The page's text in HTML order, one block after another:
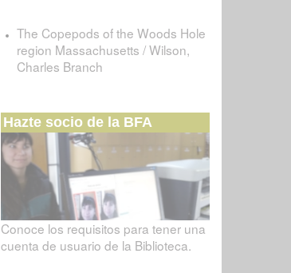
The Copepods of the Woods Hole
region Massachusetts / Wilson,
Charles Branch
Hazte socio de la BFA
Conoce los requisitos para tener una
cuenta de usuario de la Biblioteca.